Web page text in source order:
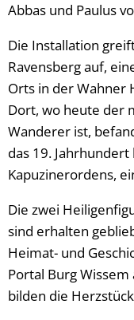
Abbas und Paulus
Die Installation
Ravensberg auf,
Orts in der Wahner
Dort, wo heute der
Wanderer ist,
das 19.
Kapuzinerordens,
Die zwei
sind erhalten
Heimat- und
Portal Burg
bilden die